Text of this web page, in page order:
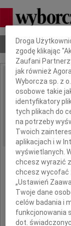
Nekrologi Odeszli
IMIĘ I NAZWISKO:
REGION:
DATA EMISJI:
Dbamy o Twoją
Droga
zgodę klikając
Zaufani
jak również
Wyborcza sp. z
osobowe takie
identyfikatory
tych plikach do
na potrzeby
Twoich
aplikacjach i w
wyświetlanych.
chcesz wyrazić
chcesz wycofać
„Ustawień
Twoje dane
celów badania i
funkcjonowania
dot.